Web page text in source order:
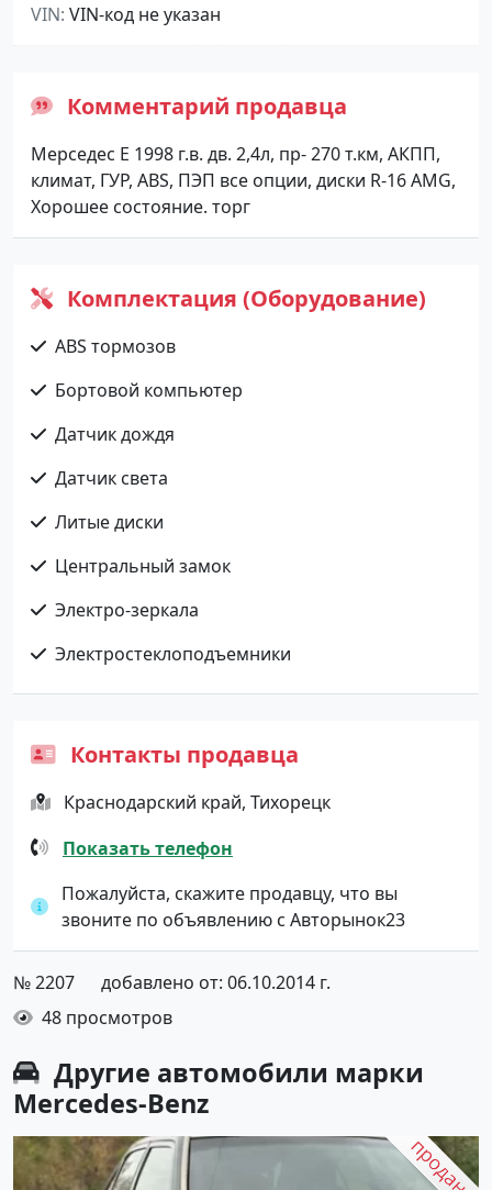
VIN VIN-код не указан
Комментарий продавца
Мерседес Е 1998 г.в. дв. 2,4л, пр- 270 т.км, АКПП,
климат, ГУР, ABS, ПЭП все опции, диски R-16 AMG,
Хорошее состояние. торг
Комплектация (Оборудование)
ABS тормозов
Бортовой компьютер
Датчик дождя
Датчик света
Литые диски
Центральный замок
Электро-зеркала
Электростеклоподъемники
Контакты продавца
Краснодарский край, Тихорецк
Показать телефон
Пожалуйста, скажите продавцу, что вы
звоните по объявлению с Авторынок23
№ 2207
добавлено от: 06.10.2014 г.
48 просмотров
Другие автомобили марки
Mercedes-Benz